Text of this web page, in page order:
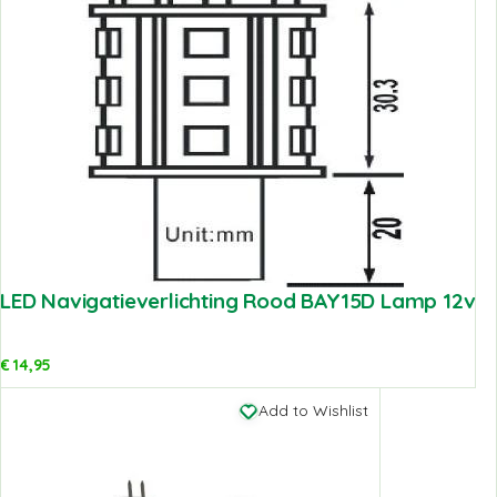
LED Navigatieverlichting Rood BAY15D Lamp 12v
€14,95
Add to Wishlist